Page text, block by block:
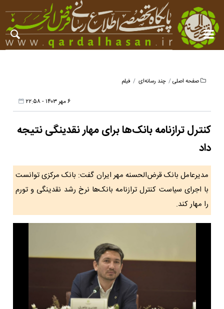
صفحه اصلی چند رسانه‌ای فیلم
۶ مهر ۱۴۰۳ - ۲۲:۵۸
کنترل ترازنامه بانک‌ها برای مهار نقدینگی نتیجه
داد
مدیرعامل بانک قرض‌الحسنه مهر ایران گفت: بانک مرکزی توانست
با اجرای سیاست کنترل ترازنامه بانک‌ها نرخ رشد نقدینگی و تورم
را مهار کند.